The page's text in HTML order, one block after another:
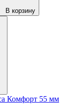
В корзину